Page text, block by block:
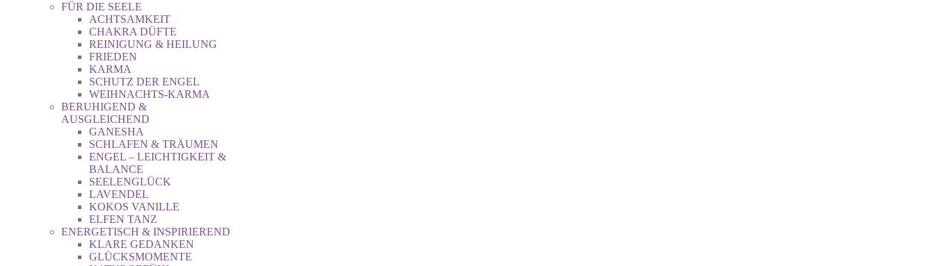
FÜR DIE SEELE
ACHTSAMKEIT
CHAKRA DÜFTE
REINIGUNG & HEILUNG
FRIEDEN
KARMA
SCHUTZ DER ENGEL
WEIHNACHTS-KARMA
BERUHIGEND &
AUSGLEICHEND
GANESHA
SCHLAFEN & TRÄUMEN
ENGEL – LEICHTIGKEIT &
BALANCE
SEELENGLÜCK
LAVENDEL
KOKOS VANILLE
ELFEN TANZ
ENERGETISCH & INSPIRIEREND
KLARE GEDANKEN
GLÜCKSMOMENTE